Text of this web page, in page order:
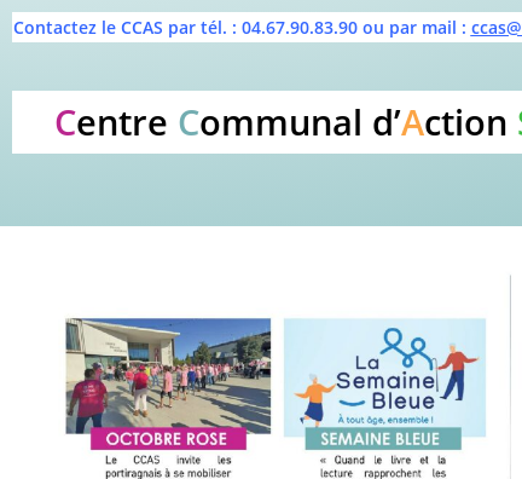
Contactez le CCAS par tél. : 04.67.90.83.90 ou par mail :
Centre Communal d’Action